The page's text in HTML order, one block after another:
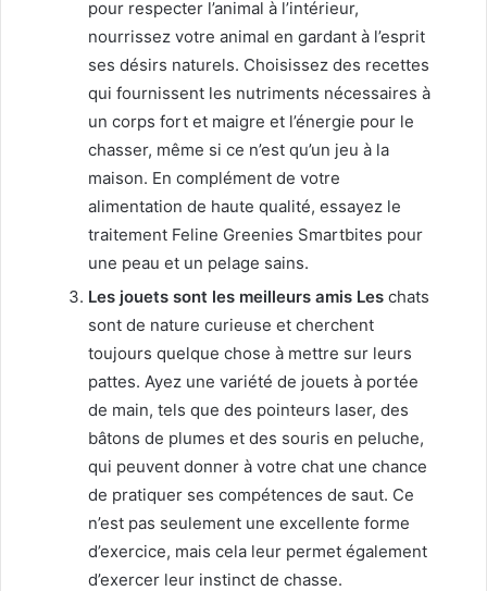
pour respecter l’animal à l’intérieur,
nourrissez votre animal en gardant à l’esprit
ses désirs naturels. Choisissez des recettes
qui fournissent les nutriments nécessaires à
un corps fort et maigre et l’énergie pour le
chasser, même si ce n’est qu’un jeu à la
maison. En complément de votre
alimentation de haute qualité, essayez le
traitement Feline Greenies Smartbites pour
une peau et un pelage sains.
Les jouets sont les meilleurs amis Les chats
sont de nature curieuse et cherchent
toujours quelque chose à mettre sur leurs
pattes. Ayez une variété de jouets à portée
de main, tels que des pointeurs laser, des
bâtons de plumes et des souris en peluche,
qui peuvent donner à votre chat une chance
de pratiquer ses compétences de saut. Ce
n’est pas seulement une excellente forme
d’exercice, mais cela leur permet également
d’exercer leur instinct de chasse.